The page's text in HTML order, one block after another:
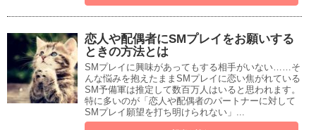
恋人や配偶者にSMプレイをお願いする
ときの方法とは
SMプレイに興味があってもする相手がいない……そ
んな悩みを抱えたままSMプレイに恋い焦がれている
SM予備軍は推定して数百万人はいると思われます。
特に多いのが「恋人や配偶者のパートナーに対して
SMプレイ願望を打ち明けられない」...